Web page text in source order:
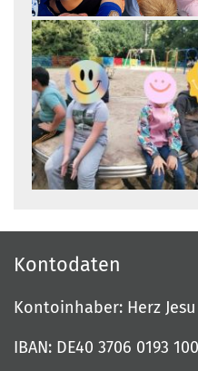
Kontodaten
Kontoinhaber: Herz Jesu
IBAN: DE40 3706 0193